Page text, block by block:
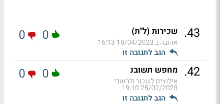
43
. שכירות (ל"ת)
אהובה ב18/04/2023 16:13
הגב לתגובה זו
0
0
42
. מחפש תשובנ
אילוצים לשכור ולהשכי
25/02/2023 19:10
הגב לתגובה זו
0
0